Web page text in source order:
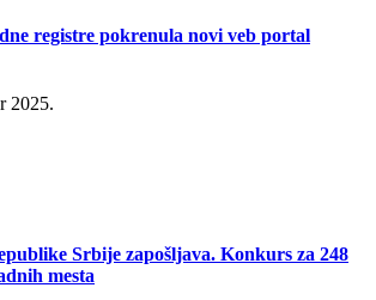
registre pokrenula novi veb portal
2025.
Srbije zapošljava. Konkurs za 248
mesta